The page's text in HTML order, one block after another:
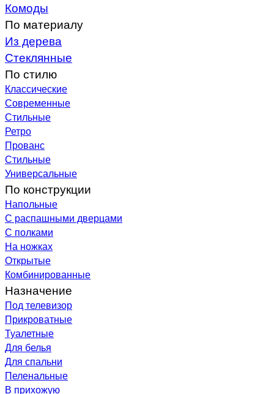
Комоды
По материалу
Из дерева
Стеклянные
По стилю
Классические
Современные
Стильные
Ретро
Прованс
Стильные
Универсальные
По конструкции
Напольные
С распашными дверцами
С полками
На ножках
Открытые
Комбинированные
Назначение
Под телевизор
Прикроватные
Туалетные
Для белья
Для спальни
Пеленальные
В прихожую